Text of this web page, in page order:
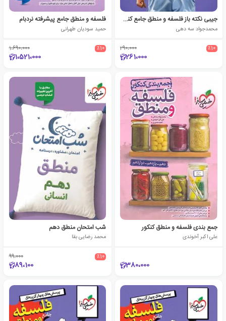
جیبی نکته باز فلسفه و منطق جامع کنکور
محمدجواد سه دهی
٪10 290،000
261،000
فلسفه و منطق جامع پیشرفته نردبام
حمید سودیان طهرانی
٪10 1،690،000
1،521،000
جمع بندی فلسفه و منطق کنکور
علی اکبر آخوندی
380،000
شب امتحان منطق دهم
محمد رضایی بقا
٪10 99،000
89،100